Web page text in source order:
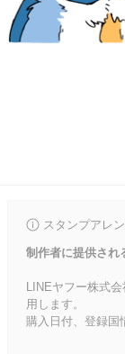
スタンプアレ
制作者に提供され
LINEヤフー株式
用します。
購入日付、登録国